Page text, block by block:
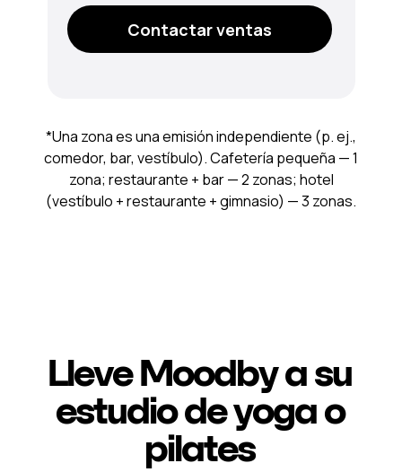
*Una zona es una emisión independiente (p. ej.,
comedor, bar, vestíbulo). Cafetería pequeña — 1
zona; restaurante + bar — 2 zonas; hotel
(vestíbulo + restaurante + gimnasio) — 3 zonas.
Contactar ventas
Lleve Moodby a su
estudio de yoga o
pilates